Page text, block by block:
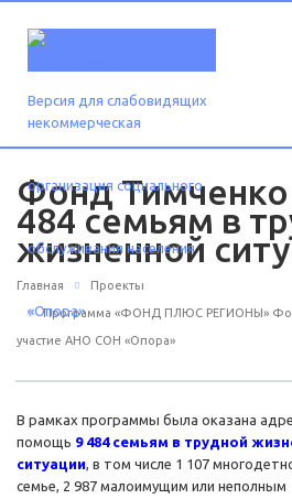
Версия для слабовидящих
Фонд Тимченко
484 семьям в
жизненной
Главная Проекты
Программа «ФОНД ПЛЮС РЕГИОНЫ»
участие АНО СОН «Опора»
В рамках программы была оказана
помощь 9 484 семьям в трудной
ситуации, в том числе 1 107
семье, 2 987 малоимущим или неполным